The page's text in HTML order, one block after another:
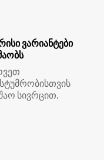
ვარიანტები
სივრცით.